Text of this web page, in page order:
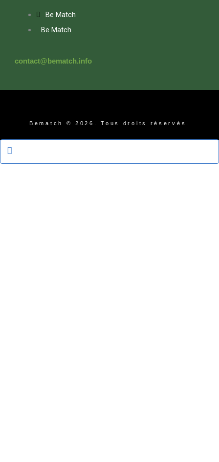
Be Match
Be Match
contact@bematch.info
Bematch © 2026. Tous droits réservés.